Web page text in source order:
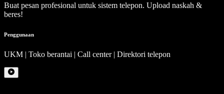
Buat pesan profesional untuk sistem telepon. Upload naskah &
beres!
Penggunaan
UKM | Toko berantai | Call center | Direktori telepon